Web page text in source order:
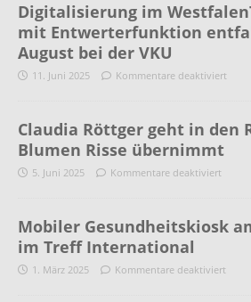
Digitalisierung im
mit Entwerterfunktion
August bei der VKU
11. Juni 2025 Kommentare deaktiviert
Claudia Röttger geht in den
Blumen Risse übernimmt
5. Juni 2025 Kommentare deaktiviert
Mobiler Gesundheitskiosk
im Treff International
1. März 2025 Kommentare deaktiviert